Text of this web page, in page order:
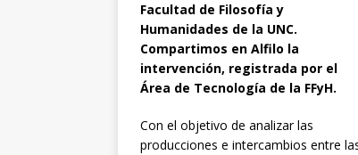
Facultad de Filosofía y
Humanidades de la UNC.
Compartimos en Alfilo la
intervención, registrada por el
Área de Tecnología de la FFyH.
Con el objetivo de analizar las
producciones e intercambios entre